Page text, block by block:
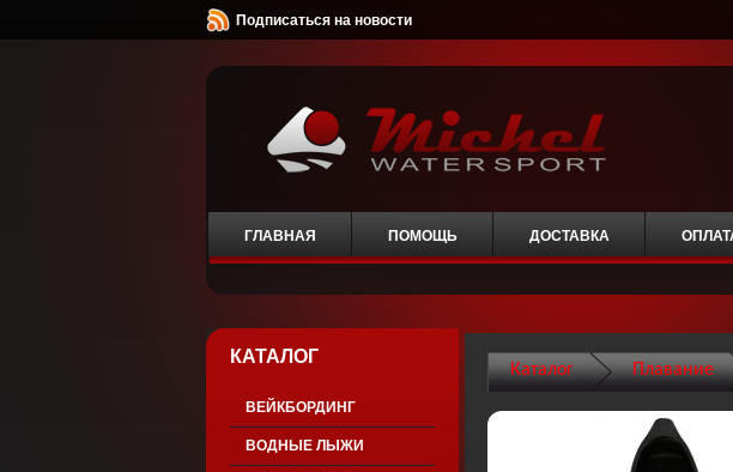
Подписаться на новости
ГЛАВНАЯ ПОМОЩЬ ДОСТАВКА
КАТАЛОГ
ВЕЙКБОРДИНГ
ВОДНЫЕ ЛЫЖИ
Каталог Плавание